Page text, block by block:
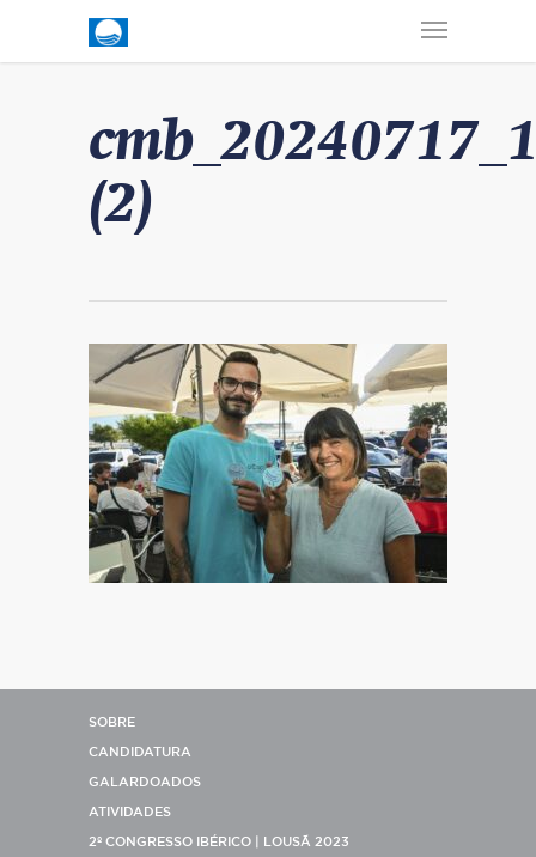
(2)
SOBRE
CANDIDATURA
GALARDOADOS
ATIVIDADES
2º CONGRESSO IBÉRICO | LOUSÃ 2023